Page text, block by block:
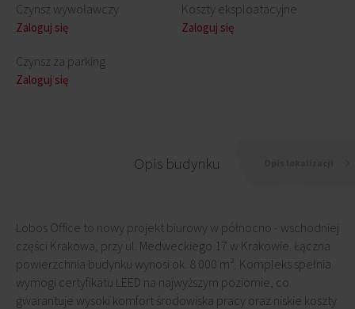
Czynsz wywoławczy
Zaloguj się
Czynsz za parking
Zaloguj się
Koszty eksploatacyjne
Zaloguj się
Opis budynku
Lobos Office to nowy projekt biurowy w północno - wschodniej
części Krakowa, przy ul. Medweckiego 17 w Krakowie. Łączna
powierzchnia budynku wynosi ok. 8 000 m². Kompleks spełnia
wymogi certyfikatu LEED na najwyższym poziomie, co
gwarantuje wysoki komfort środowiska pracy oraz niskie koszty